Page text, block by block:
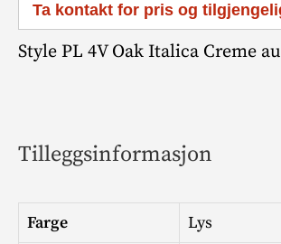
Ta kontakt for pris og
Style PL 4V Oak Italica Creme
Tilleggsinformasjon
Farge
Lys